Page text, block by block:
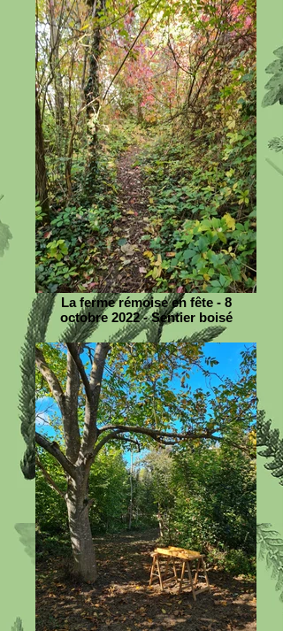
La ferme rémoise en fête - 8
octobre 2022 - Sentier boisé